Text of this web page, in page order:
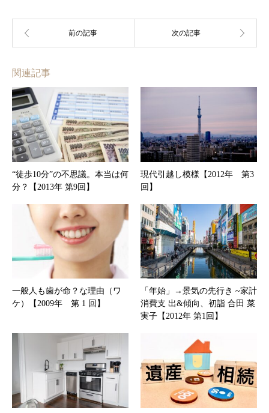
関連記事
“徒歩10分”の不思議。本当は何
分？【2013年 第9回】
現代引越し模様【2012年 第3
回】
一般人も歯が命？な理由（ワ
ケ）【2009年 第 1 回】
「年始」→景気の先行き ~家計
消費支 出&傾向、初詣 合田 菜
実子【2012年 第1回】